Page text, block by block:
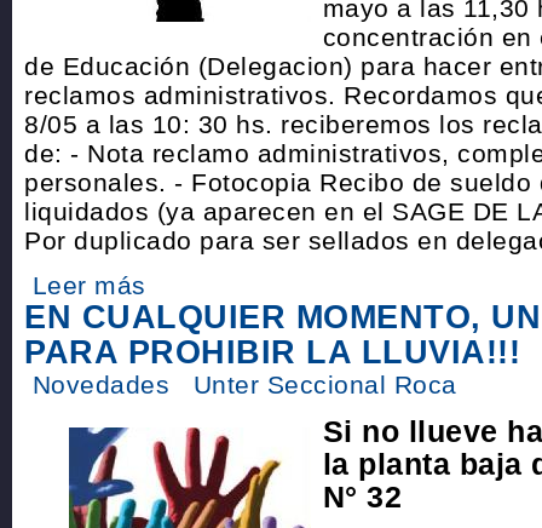
mayo a las 11,30
concentración en
de Educación (Delegacion) para hacer
reclamos administrativos. Recordamos
8/05 a las 10: 30 hs. reciberemos los
de: - Nota reclamo administrativos,
personales. - Fotocopia Recibo de sueldo
liquidados (ya aparecen en el SAGE DE
Por duplicado para ser sellados en
Leer más
EN CUALQUIER MOMENTO,
PARA PROHIBIR LA LLUVIA!!!
Novedades Unter Seccional Roca
Si no llueve
la planta baja
N° 32